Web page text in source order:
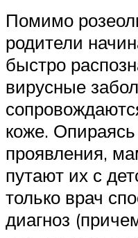
Помимо
родители
быстро
вирусные
коже.
проявления,
путают их с
только врач
диагноз